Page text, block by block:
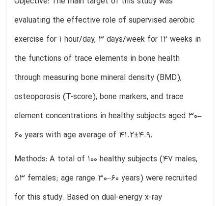
evaluating the effective role of supervised aerobic
exercise for 1 hour/day, 3 days/week for 12 weeks in
the functions of trace elements in bone health
through measuring bone mineral density (BMD),
osteoporosis (T-score), bone markers, and trace
element concentrations in healthy subjects aged 30–
60 years with age average of 41.2±4.9.
Methods: A total of 100 healthy subjects (47 males,
53 females; age range 30–60 years) were recruited
for this study. Based on dual-energy x-ray